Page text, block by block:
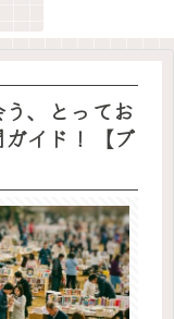
、とってお
イド！【ブ